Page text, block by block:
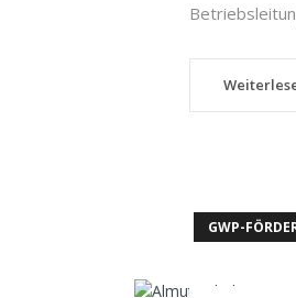
GWP-